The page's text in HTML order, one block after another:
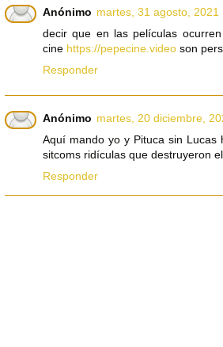
Anónimo martes, 31 agosto, 2021
decir que en las películas
cine https://pepecine.video son
Responder
Anónimo martes, 20 diciembre,
Aquí mando yo y Pituca sin Lucas
sitcoms ridículas que destruyeron
Responder